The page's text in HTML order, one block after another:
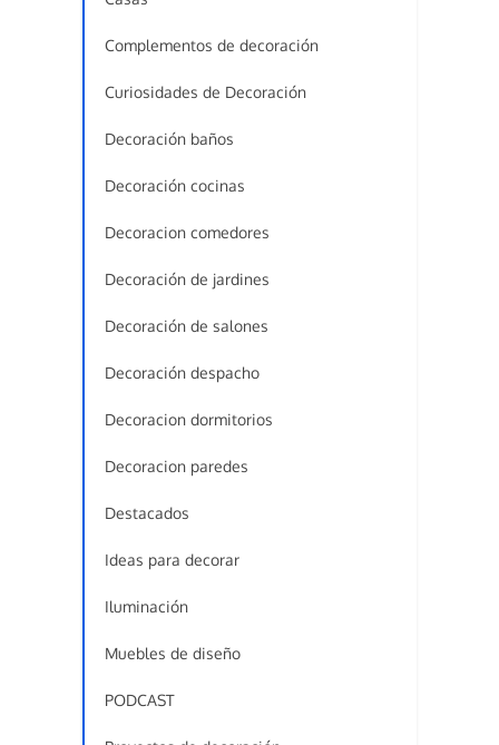
Complementos de decoración
Curiosidades de Decoración
Decoración baños
Decoración cocinas
Decoracion comedores
Decoración de jardines
Decoración de salones
Decoración despacho
Decoracion dormitorios
Decoracion paredes
Destacados
Ideas para decorar
Iluminación
Muebles de diseño
PODCAST